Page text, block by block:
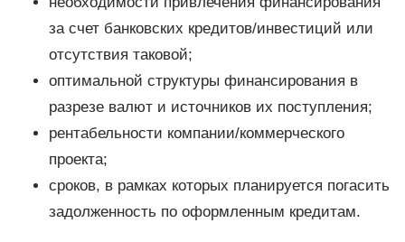
за счет банковских кредитов/инвестиций или
отсутствия таковой;
оптимальной структуры финансирования в
разрезе валют и источников их поступления;
рентабельности компании/коммерческого
проекта;
сроков, в рамках которых планируется погасить
задолженность по оформленным кредитам.